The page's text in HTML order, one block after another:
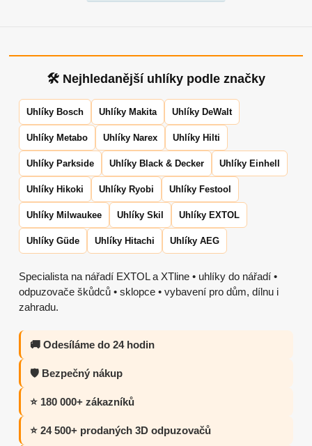
🛠 Nejhledanější uhlíky podle značky
Uhlíky Bosch Uhlíky Makita Uhlíky DeWalt
Uhlíky Metabo Uhlíky Narex Uhlíky Hilti
Uhlíky Parkside Uhlíky Black & Decker Uhlíky Einhell
Uhlíky Hikoki Uhlíky Ryobi Uhlíky Festool
Uhlíky Milwaukee Uhlíky Skil Uhlíky EXTOL
Uhlíky Güde Uhlíky Hitachi Uhlíky AEG
Specialista na nářadí EXTOL a XTline • uhlíky do nářadí •
odpuzovače škůdců • sklopce • vybavení pro dům, dílnu i
zahradu.
🚚 Odesíláme do 24 hodin
🛡️ Bezpečný nákup
⭐ 180 000+ zákazníků
⭐ 24 500+ prodaných 3D odpuzovačů